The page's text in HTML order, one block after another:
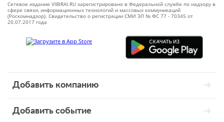
Сетевое издание VIBIRAI.RU зарегистрировано в Федеральной службе по надзору в
сфере связи, информационных технологий и массовых коммуникаций
(Роскомнадзор). Свидетельство о регистрации СМИ ЭЛ № ФС 77 - 70345 от
20.07.2017 года
Добавить компанию
Добавить событие